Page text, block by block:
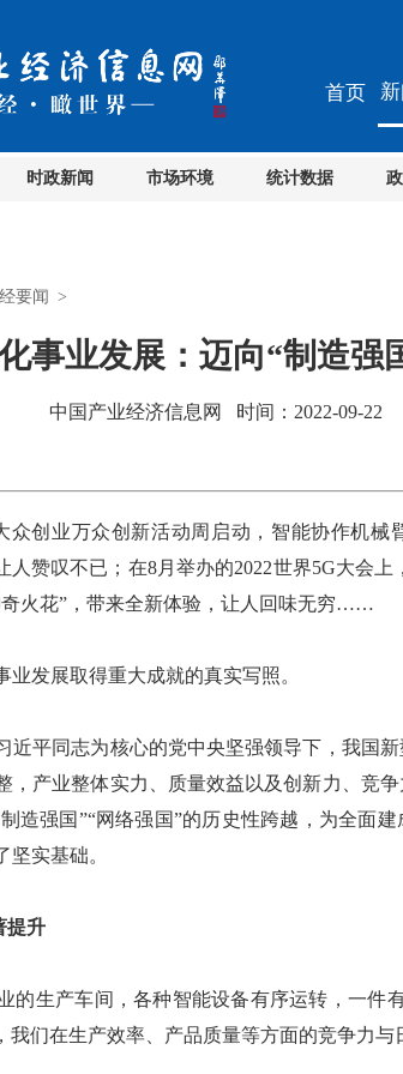
首页
时政新闻 市场环境 统计数据
要闻 >
事业发展：迈向“制造强
中国产业经济信息网 时间：2022-09-22
创业万众创新活动周启动，智能协作机械
人赞叹不已；在8月举办的2022世界5G大会
火花”，带来全新体验，让人回味无穷……
发展取得重大成就的真实写照。
平同志为核心的党中央坚强领导下，我国新
，产业整体实力、质量效益以及创新力、竞
造强国”“网络强国”的历史性跨越，为全面
实基础。
提升
生产车间，各种智能设备有序运转，一件
我们在生产效率、产品质量等方面的竞争力与